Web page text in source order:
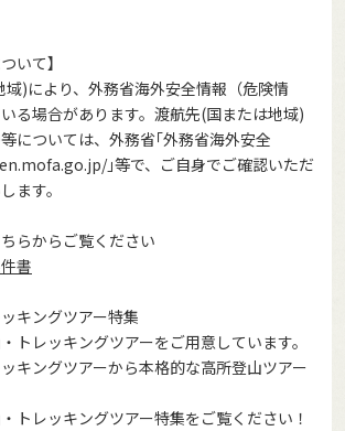
いて】
)により、外務省海外安全情報（危険情
る場合があります。渡航先(国または地域)
については、外務省｢外務省海外安全
｣等で、ご自身でご確認いただ
ます。
らからご覧ください
書
キングツアー特集
トレッキングツアーをご用意しています。
キングツアーから本格的な高所登山ツアー
トレッキングツアー特集をご覧ください！